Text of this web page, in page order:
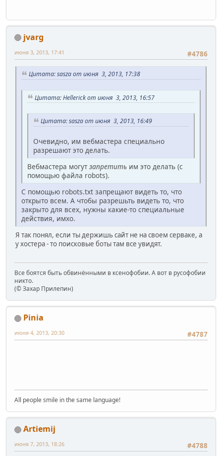
jvarg
#4786
июня 3, 2013, 17:41
Цитата: sasza от июня 3, 2013, 17:38
Цитата: Hellerick от июня 3, 2013, 16:57
Цитата: sasza от июня 3, 2013, 16:49
Очевидно, им вебмастера специально
разрешают это делать.
Вебмастера могутзапретить им это делать (с
помощью файла robots).
С помощью robots.txt запрещают видеть то, что
открыто всем. А чтобы разрешьть видеть то, что
закрыто для всех, нужны какие-то специальные
действия, имхо.
Я так понял, если ты держишь сайт не на своем серваке, а
у хостера - то поисковые боты там все увидят.
Все боятся быть обвинёнными в ксенофобии. А вот в русофобии
никто.
(© Захар Прилепин)
Pinia
#4787
июня 4, 2013, 20:30
All people smile in the same language!
Artiemij
#4788
июня 7, 2013, 18:26